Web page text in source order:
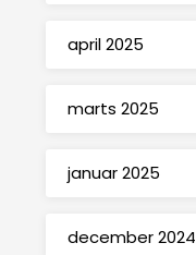
april 2025
marts 2025
januar 2025
december 2024